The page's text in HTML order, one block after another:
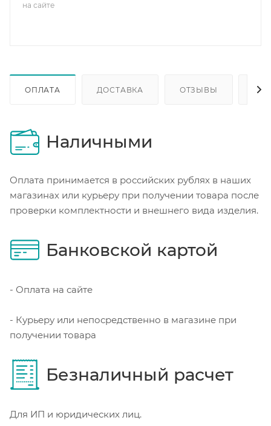
на сайте
ОПЛАТА ДОСТАВКА ОТЗЫВЫ
Наличными
Оплата принимается в российских рублях в наших
магазинах или курьеру при получении товара после
проверки комплектности и внешнего вида изделия.
Банковской картой
- Оплата на сайте
- Курьеру или непосредственно в магазине при
получении товара
Безналичный расчет
Для ИП и юридических лиц.